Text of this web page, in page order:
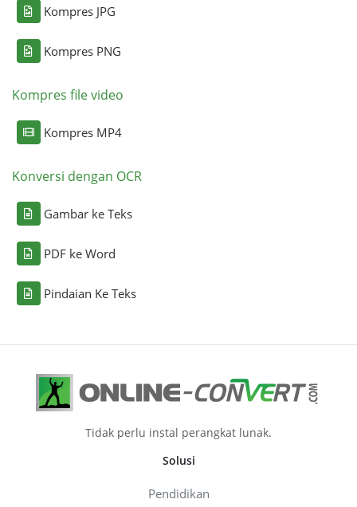
Kompres JPG
Kompres PNG
Kompres file video
Kompres MP4
Konversi dengan OCR
Gambar ke Teks
PDF ke Word
Pindaian Ke Teks
Tidak perlu instal perangkat lunak.
Solusi
Pendidikan